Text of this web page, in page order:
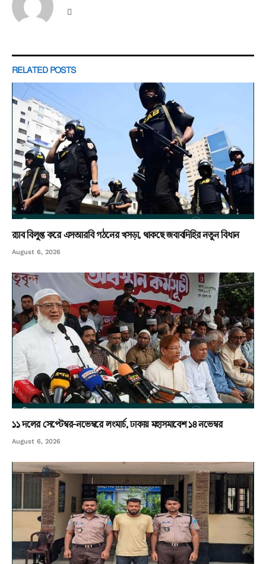
RELATED POSTS
র‌্যাব বিলুপ্ত করে এসআরবি গঠনের খসড়া, থাকছে জবাবদিহির নতুন বিধান
August 6, 2026
১১ দলের সেপ্টেম্বর-নভেম্বরে লংমার্চ, ঢাকায় মহাসমাবেশ ১৪ নভেম্বর
August 6, 2026